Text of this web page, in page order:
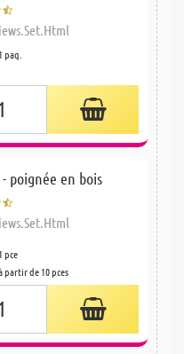
1 paq.
poignée en bois
1 pce
partir de 10 pces